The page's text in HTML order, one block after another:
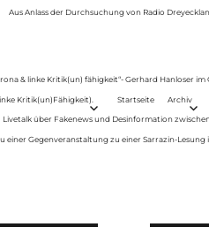
Aus Anlass der Durchsuchung von Radio
& linke Kritik(un) fähigkeit“- Gerhard Hanloser
Kritik(un)Fähigkeit). Startseite Archiv
Livetalk über Fakenews und Desinformation
einer Gegenveranstaltung zu einer Sarrazin-Lesung